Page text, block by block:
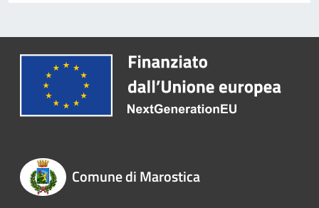
Comune di Marostica